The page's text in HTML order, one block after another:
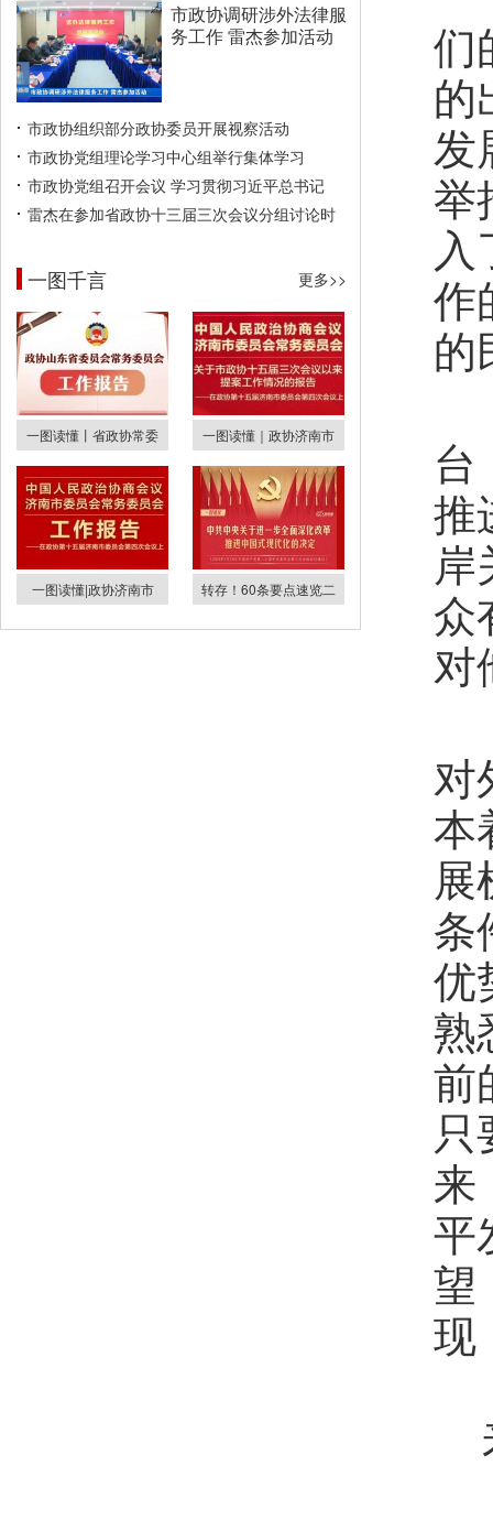
市政协调研涉外法律服
务工作 雷杰参加活动
市政协组织部分政协委员开展视察活动
市政协党组理论学习中心组举行集体学习
市政协党组召开会议 学习贯彻习近平总书记
雷杰在参加省政协十三届三次会议分组讨论时
一图千言 更多>>
一图读懂丨省政协常委 一图读懂｜政协济南市
一图读懂|政协济南市 转存！60条要点速览二
们
的
发
举
作
的
台
推
岸
众
对
对
本
展
条
优
熟
前
只
来
平
望
现